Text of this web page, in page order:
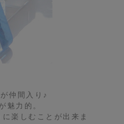
仲間入り♪
魅力的。
楽しむことが出来ま